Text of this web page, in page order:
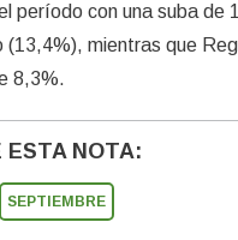
período con una suba de
(13,4%), mientras que
8,3%.
ESTA NOTA:
SEPTIEMBRE